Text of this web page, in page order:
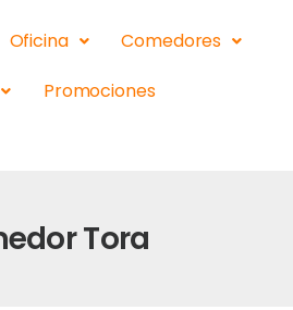
Oficina
Comedores
Promociones
Tora